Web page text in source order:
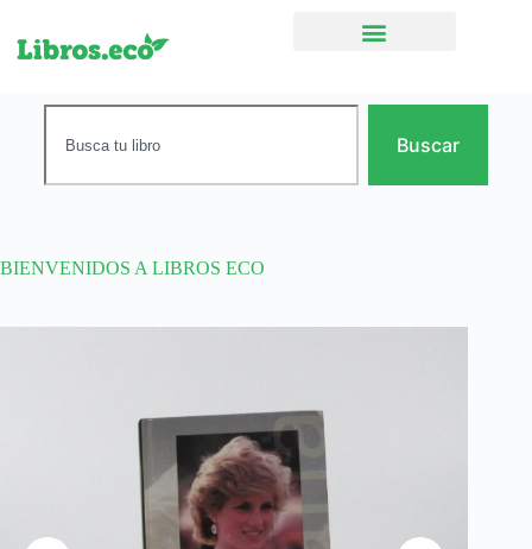
Buscar
BIENVENIDOS A LIBROS ECO